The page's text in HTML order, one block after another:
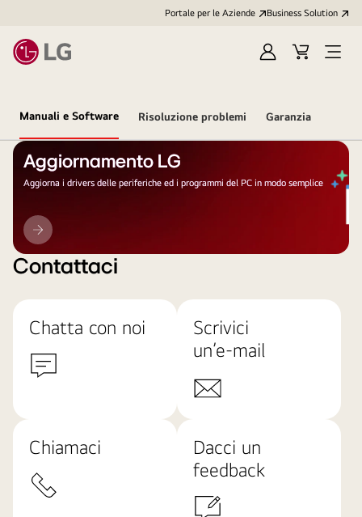
Portale per le Aziende Business Solution
AccediCart
Open
Manuali e Software Risoluzione problemi Garanzia
Aggiornamento LG
Aggiorna i drivers delle periferiche ed i programmi del PC in modo semplice
Aggiornamento
LG
Contattaci
Chatta con noi
Scrivici
un’e-mail
Chiamaci
Dacci un
feedback